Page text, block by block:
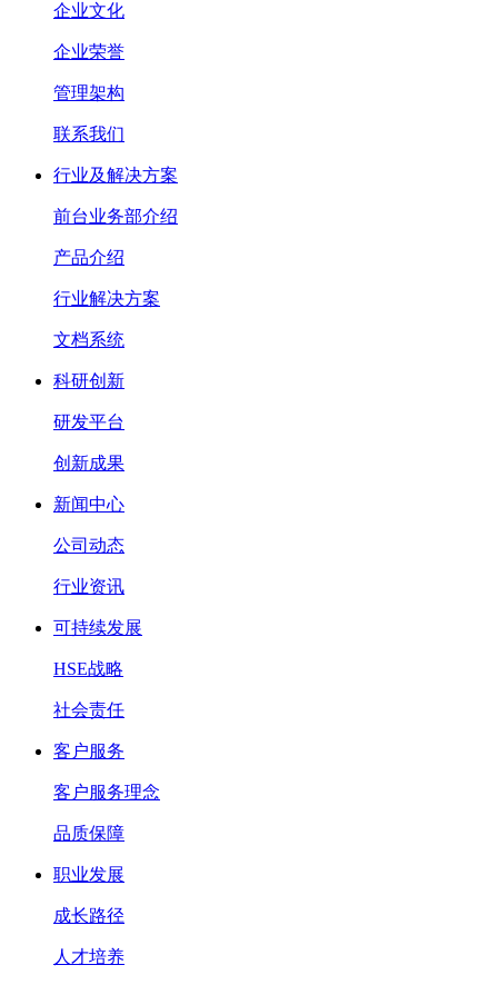
企业文化
企业荣誉
管理架构
联系我们
行业及解决方案
前台业务部介绍
产品介绍
行业解决方案
文档系统
科研创新
研发平台
创新成果
新闻中心
公司动态
行业资讯
可持续发展
HSE战略
社会责任
客户服务
客户服务理念
品质保障
职业发展
成长路径
人才培养